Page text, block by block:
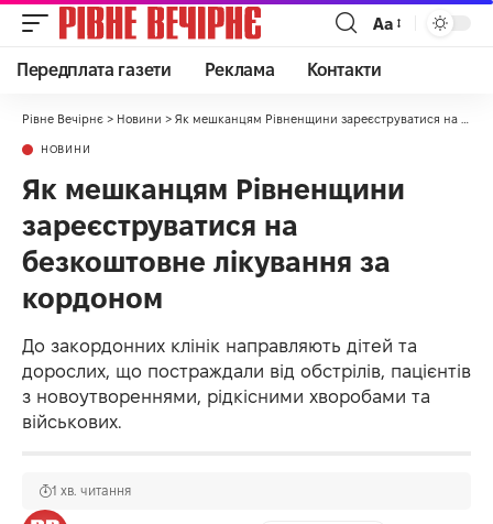
Аа
Передплата газети Реклама Контакти
Рівне Вечірнє > Новини > Як мешканцям Рівненщини зареєструватися на безкоштовне лікування за кордоном
НОВИНИ
Як мешканцям Рівненщини
зареєструватися на
безкоштовне лікування за
кордоном
До закордонних клінік направляють дітей та
дорослих, що постраждали від обстрілів, пацієнтів
з новоутвореннями, рідкісними хворобами та
військових.
1 хв. читання